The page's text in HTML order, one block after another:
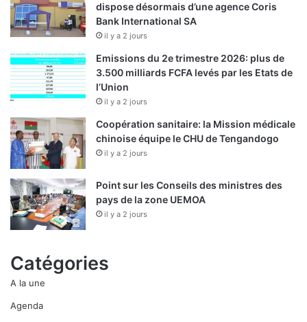
dispose désormais d’une agence Coris
Bank International SA
il y a 2 jours
Emissions du 2e trimestre 2026: plus de
3.500 milliards FCFA levés par les Etats de
l’Union
il y a 2 jours
Coopération sanitaire: la Mission médicale
chinoise équipe le CHU de Tengandogo
il y a 2 jours
Point sur les Conseils des ministres des
pays de la zone UEMOA
il y a 2 jours
Catégories
A la une
Agenda